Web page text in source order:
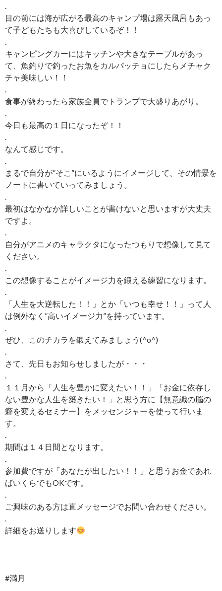
.
目の前には海が広がる最高のキャンプ場は露天風呂もあっ
て子どもたちも大喜びしているぞ！！
.
キャンピングカーにはキッチンや大きなテーブルがあっ
て、魚釣りで釣ったお魚をカルパッチョにしたらメチャク
チャ美味しい！！
.
食事が終わったら家族全員でトランプで大盛りあがり。
.
今日も最高の１日になったぞ！！
.
なんて感じです。
.
まるで自分が”そこ”にいるようにイメージして、その情景を
ノートに書いていってみましょう。
.
最初はなかなか詳しいことが書けないと思いますが大丈夫
ですよ。
.
自分がアニメのキャラクタになったつもりで想像して見て
ください。
.
この想像することがイメージ力を鍛える練習になります。
.
「人生を大逆転した！！」とか「いつも幸せ！！」って人
は例外なく”高いイメージ力”を持っています。
.
ぜひ、このチカラを鍛えてみましょう(^o^)
.
さて、先日もお知らせしましたが・・・
.
１１月から「人生を豊かに変えたい！！」「お金に依存し
ない豊かな人生を築きたい！」と思う方に【無意識の脳の
癖を変えるセミナー】をメッセンジャーを使って行いま
す。
.
期間は１４日間となります。
.
参加費ですが「あなたが出したい！！」と思うお金であれ
ばいくらでもOKです。
.
ご興味のある方は直メッセージでお問い合わせください。
.
詳細をお送りします
#満月